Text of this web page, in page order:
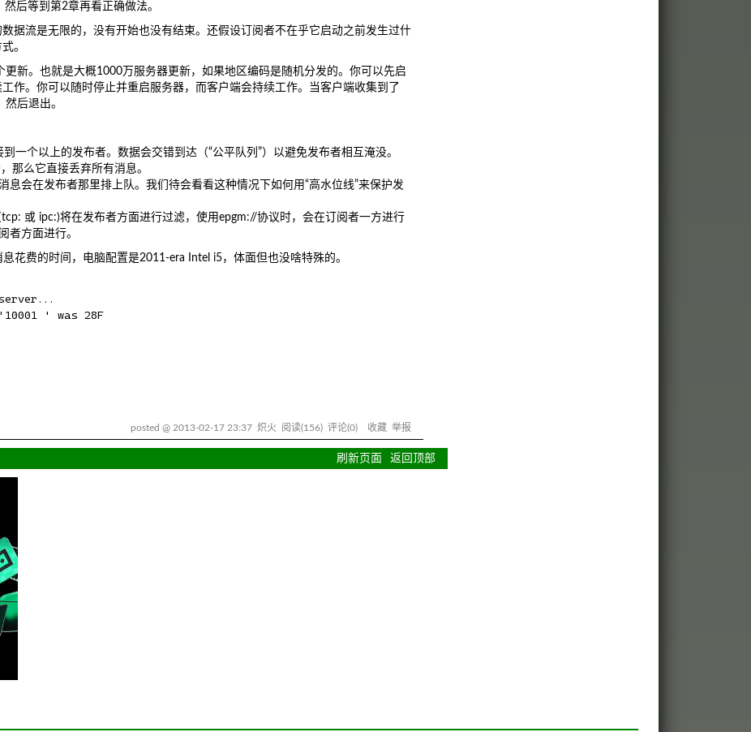
后等到第2章再看正确做法。
据流是无限的，没有开始也没有结束。还假设订阅者不在乎它启动之前发生过什
。
新。也就是大概1000万服务器更新，如果地区编码是随机分发的。你可以先启
作。你可以随时停止并重启服务器，而客户端会持续工作。当客户端收集到了
后退出。
一个以上的发布者。数据会交错到达（“公平队列”）以避免发布者相互淹没。
那么它直接丢弃所有消息。
息会在发布者那里排上队。我们待会看看这种情况下如何用“高水位线”来保护发
或 ipc:)将在发布者方面进行过滤，使用epgm://协议时，会在订阅者一方进行
者方面进行。
花费的时间，电脑配置是2011-era Intel i5，体面但也没啥特殊的。
' was 28F
posted @ 2013-02-17 23:37 炽火 阅读(156) 评论(0) 收藏 举报
刷新页面 返回顶部